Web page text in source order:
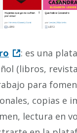
: es una
(libros,
para
copias e
lectura en